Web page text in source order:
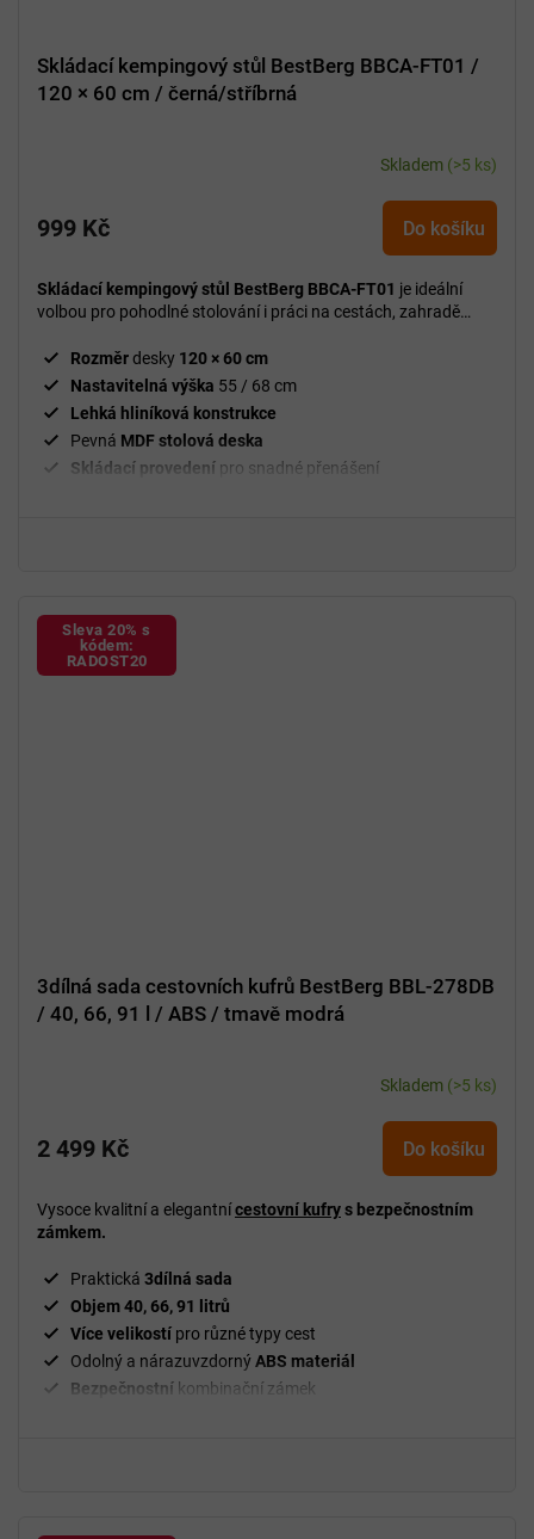
Skládací kempingový stůl BestBerg BBCA-FT01 /
120 × 60 cm / černá/stříbrná
Skladem (>5 ks)
999 Kč Do košíku
Skládací kempingový stůl BestBerg BBCA-FT01 je ideální
volbou pro pohodlné stolování i práci na cestách, zahradě
Rozměrdesky 120 × 60 cm
Nastavitelná výška 55 / 68 cm
Lehká hliníková konstrukce
Pevná MDF stolová deska
Skládací provedení pro snadné přenášení
Sleva 20% s
kódem:
RADOST20
3dílná sada cestovních kufrů BestBerg BBL-278DB
/ 40, 66, 91 l / ABS / tmavě modrá
Skladem (>5 ks)
2 499 Kč Do košíku
Vysoce kvalitní a elegantnícestovní kufrys bezpečnostním
zámkem.
Praktická 3dílná sada
Objem 40, 66, 91 litrů
Více velikostí pro různé typy cest
Odolný a nárazuvzdornýABS materiál
Bezpečnostní kombinační zámek